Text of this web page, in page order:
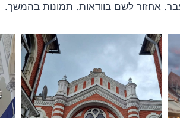
אחזור לשם בוודאות. תמונות בהמשך.